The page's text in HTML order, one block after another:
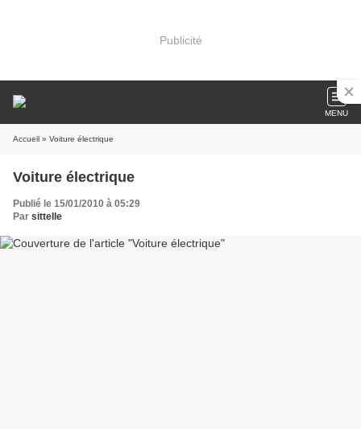
Publicité
MENU
Accueil » Voiture électrique
Voiture électrique
Publié le 15/01/2010 à 05:29
Par sittelle